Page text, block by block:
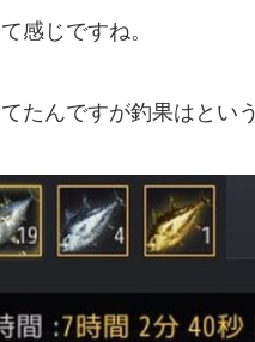
感じですね。
たんですが釣果はとい